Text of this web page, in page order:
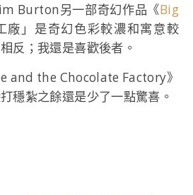
Burton另一部奇幻作品《Big
廠」是奇幻色彩較濃和寓意較
反；我還是喜歡後者。
and the Chocolate Factory》
穩紮之餘還是少了一點驚喜。